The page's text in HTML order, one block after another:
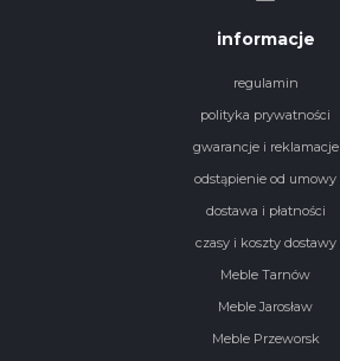
informacje
regulamin
polityka prywatności
gwarancje i reklamacje
odstąpienie od umowy
dostawa i płatności
czasy i koszty dostawy
Meble Tarnów
Meble Jarosław
Meble Przeworsk